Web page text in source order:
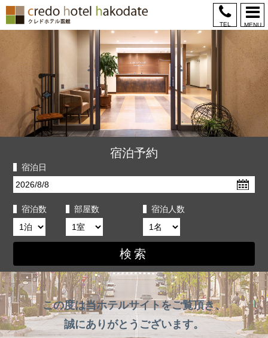
クレドホテル函館
TEL MENU
宿泊予約
宿泊日
宿泊数 部屋数 宿泊人数
この度は当ホテルサイトをご覧頂き、
誠にありがとうございます。